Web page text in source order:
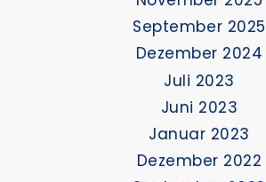
September 2025
Dezember 2024
Juli 2023
Juni 2023
Januar 2023
Dezember 2022